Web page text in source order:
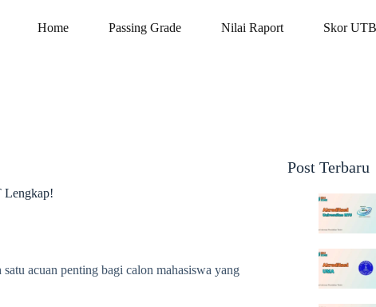
Home Passing Grade Nilai Raport Skor
Lengkap!
satu acuan penting bagi calon mahasiswa yang
Post Terbaru